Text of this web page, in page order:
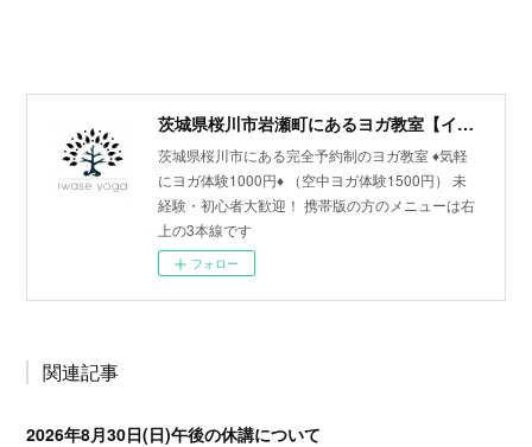
茨城県桜川市岩瀬町にあるヨガ教室【イワセヨガ】
茨城県桜川市にある完全予約制のヨガ教室 ♦︎気軽
にヨガ体験1000円♦︎ （空中ヨガ体験1500円） 未
経験・初心者大歓迎！ 携帯版の方のメニューは右
上の3本線です
フォロー
関連記事
2026年8月30日(日)午後の休講について